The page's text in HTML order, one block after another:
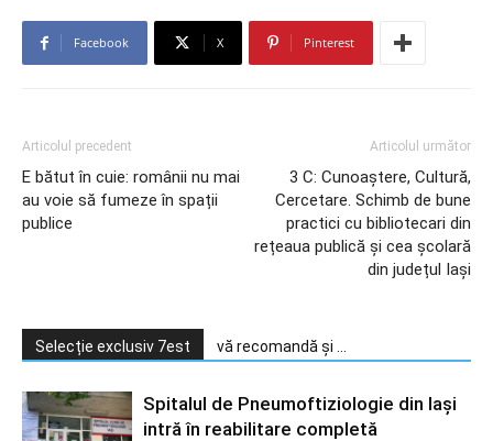
Facebook X Pinterest
Articolul precedent
E bătut în cuie: românii nu mai
au voie să fumeze în spații
publice
Articolul următor
3 C: Cunoaștere, Cultură,
Cercetare. Schimb de bune
practici cu bibliotecari din
rețeaua publică și cea școlară
din județul Iași
Selecție exclusiv 7est vă recomandă și ...
Spitalul de Pneumoftiziologie din Iași
intră în reabilitare completă